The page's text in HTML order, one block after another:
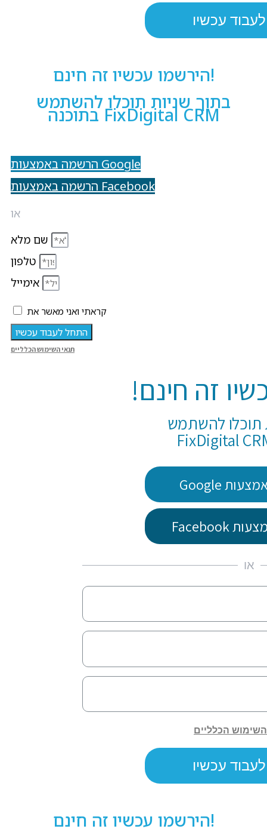
הירשמו עכשיו זה חינם!
בתוך שניות תוכלו להשתמש
בתוכנה FixDigital CRM
הרשמה באמצעות Google
הרשמה באמצעות Facebook
או
קראתי ואני מאשר את
התחל לעבוד עכשיו
תנאי השימוש הכלליים
הירשמו עכשיו זה חינם!